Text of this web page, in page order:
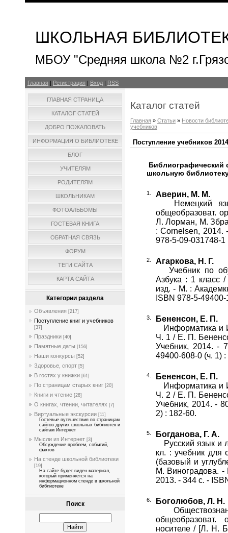
ШКОЛЬНАЯ
МБОУ "Средняя школа №2
Главная Регистрация Вход RSS
ГЛАВНАЯ СТРАНИЦА
КАТАЛОГ СТАТЕЙ
ДОБРО ПОЖАЛОВАТЬ
ИНФОРМАЦИЯ О БИБЛИОТЕКЕ
БЛОГ
УЧИТЕЛЯМ
РОДИТЕЛЯМ
ШКОЛЬНИКАМ
ФОТОАЛЬБОМЫ
ГОСТЕВАЯ КНИГА
ОБРАТНАЯ СВЯЗЬ
ФОРУМ
ТЕГИ САЙТА
КАРТА САЙТА
Категории раздела
Объявления [217]
Поступление книг и учебников
[37]
Праздники [40]
Памятные даты [156]
Наши конкурсы [52]
Здоровье, спорт [5]
В гостях у книжки [61]
По страницам старых книг [20]
Книги и чтение [28]
О книгах, чтении, читателях [7]
Виртуальные экскурсии [11]
Гостевые путешествия по страницам
сайтов других школьных библиотек и
сайтам Интернет
Мысли из Интернет [3]
Обсуждение проблем, событий,
фактов
На стенде школьной библиотеки
[19]
На сайте будет виден материал,
который применяется на
информационном стенде в школьной
библиотеке
Поиск
Каталог статей
Главная » Статьи » Новости
учебников
Поступление учебников 2014
Библиографический
школьную
Аверин, М. М.
Немецкий
общеобразоват.
Л. Лорман, М.
: Cornelsen, 2014.
978-5-09-031748-1
Агаркова, Н. Г.
Учебник по
Азбука : 1 класс
изд. - М. :
ISBN 978-5-
Бененсон, Е. П.
Информатика и
Ч. 1 / Е. П.
Учебник, 2014. -
49400-608-0 (ч. 1)
Бененсон, Е. П.
Информатика и
Ч. 2 / Е. П.
Учебник, 2014. -
2) : 182-60.
Богданова, Г. А.
Русский язык и
кл. : учебник для
(базовый и
М. Виноградова.
2013. - 344 с. -
Боголюбов, Л. Н.
носителе / [Л. Н.